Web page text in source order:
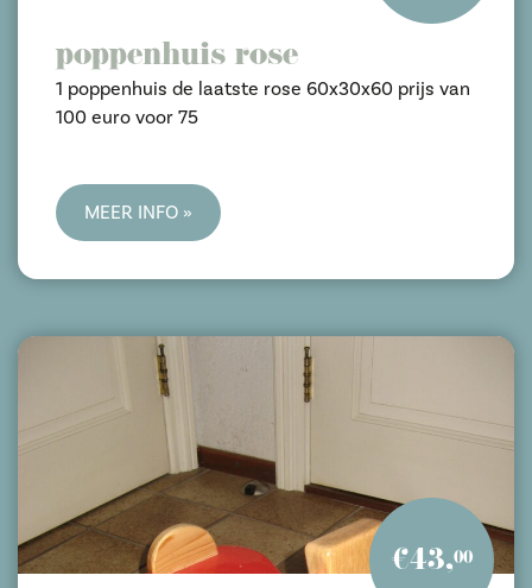
poppenhuis rose
1 poppenhuis de laatste rose 60x30x60 prijs van
100 euro voor 75
MEER INFO »
€43,00